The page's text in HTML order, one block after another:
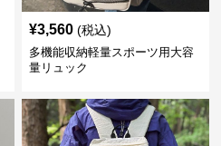
¥3,560 (税込)
多機能収納軽量スポーツ用大容
量リュック